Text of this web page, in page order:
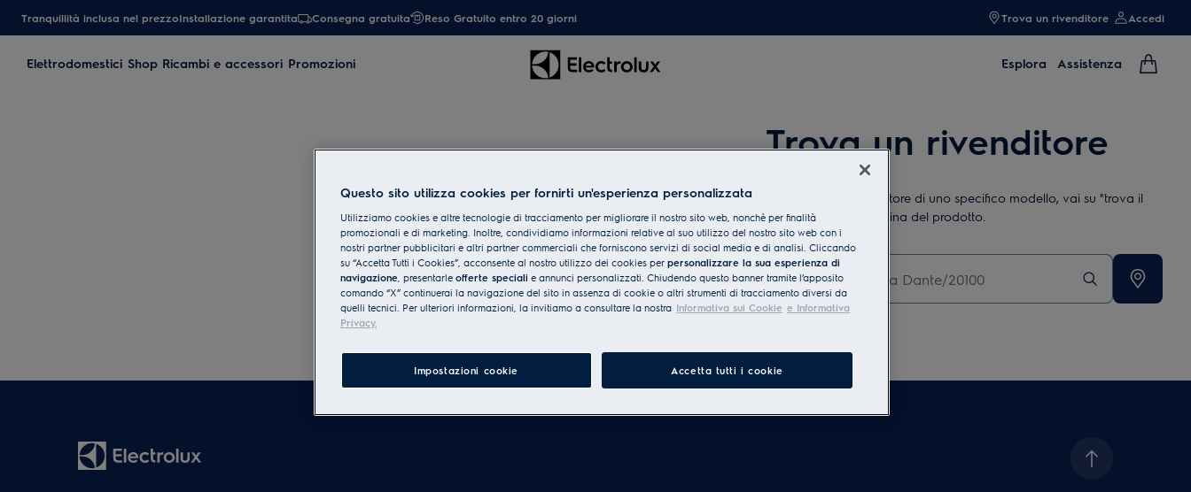
Tranquillità inclusa nel prezzoInstallazione garantita Consegna gratuita Reso Gratuito entro 20 giorni Trova un rivenditore Accedi
Elettrodomestici Shop Ricambi e accessori Promozioni Esplora Assistenza
Trova un rivenditore
Per trovare un rivenditore di uno specifico modello, vai su "trova il
rivenditore" nella pagina del prodotto.
Inserisci Città, indirizzo o CAP
Cerca
All
Questo sito utilizza cookies per fornirti un'esperienza personalizzata
Utilizziamo cookies e altre tecnologie di tracciamento per migliorare il nostro sito web, nonchè per finalità
promozionali e di marketing. Inoltre, condividiamo informazioni relative al suo utilizzo del nostro sito web con i
nostri partner pubblicitari e altri partner commerciali che forniscono servizi di social media e di analisi. Cliccando
su “Accetta Tutti i Cookies”, acconsente al nostro utilizzo dei cookies per personalizzare la sua esperienza di
navigazione, presentarle offerte speciali e annunci personalizzati. Chiudendo questo banner tramite l’apposito
comando “X” continuerai la navigazione del sito in assenza di cookie o altri strumenti di tracciamento diversi da
quelli tecnici. Per ulteriori informazioni, la invitiamo a consultare la nostra Informativa sui Cookie e Informativa
Privacy.
Impostazioni cookie Accetta tutti i cookie